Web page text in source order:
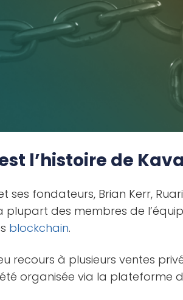
l’histoire de
ses fondateurs, Brian Kerr,
plupart des membres de
blockchain.
recours à plusieurs ventes
organisée via la plateforme